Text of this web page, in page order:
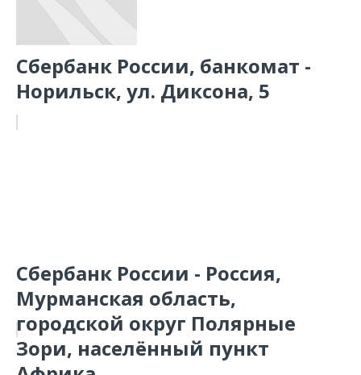
Сбербанк России, банкомат -
Норильск, ул. Диксона, 5
Сбербанк России - Россия,
Мурманская область,
городской округ Полярные
Зори, населённый пункт